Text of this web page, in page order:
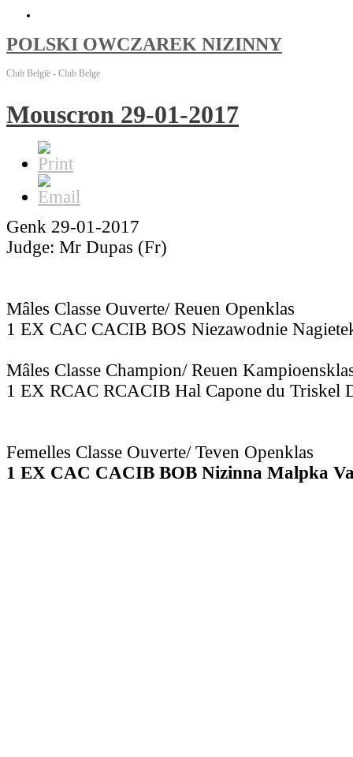
POLSKI OWCZAREK NIZINNY
Club België - Club Belge
Mouscron 29-01-2017
Genk 29-01-2017
Judge: Mr Dupas (Fr)
Mâles Classe Ouverte/ Reuen Openklas
1 EX CAC CACIB BOS Niezawodnie
Mâles Classe Champion/ Reuen
1 EX RCAC RCACIB Hal Capone du Triskel
Femelles Classe Ouverte/ Teven Openklas
1 EX CAC CACIB BOB Nizinna Malpka